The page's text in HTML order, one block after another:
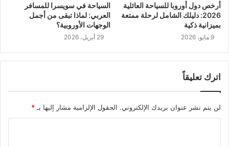
أرخص دول أوروبا للسياحة العائلية
2026: دليلك الشامل لرحلة ممتعة
بميزانية ذكية
9 مايو، 2026
السياحة في سويسرا للمسافر
العربي: لماذا تبقى من أجمل
الوجهات الأوروبية؟
29 أبريل، 2026
اترك تعليقاً
لن يتم نشر عنوان بريدك الإلكتروني. الحقول الإلزامية مشار إليها بـ*